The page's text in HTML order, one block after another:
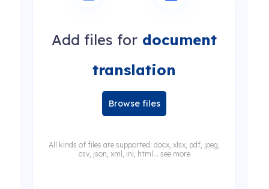
Add files for document
translation
Browse files
All kinds of files are supported: docx, xlsx, pdf, jpeg,
csv, json, xml, ini, html... see more